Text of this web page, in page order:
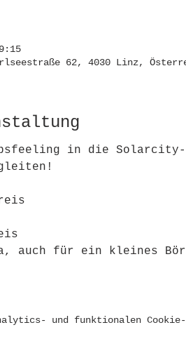
62, 4030 Linz,
in die
auch für ein kleines
und funktionalen